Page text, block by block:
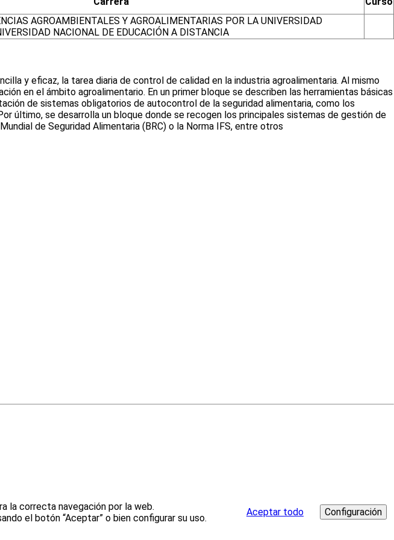
AGROAMBIENTALES Y AGROALIMENTARIAS POR LA UNIVERSIDAD
NACIONAL DE EDUCACIÓN A DISTANCIA
y eficaz, la tarea diaria de control de calidad en la industria agroalimentaria. Al mismo
en el ámbito agroalimentario. En un primer bloque se describen las herramientas básicas
de sistemas obligatorios de autocontrol de la seguridad alimentaria, como los
último, se desarrolla un bloque donde se recogen los principales sistemas de gestión de
de Seguridad Alimentaria (BRC) o la Norma IFS, entre otros
la correcta navegación por la web.
el botón “Aceptar” o bien configurar su uso.
Aceptar todo